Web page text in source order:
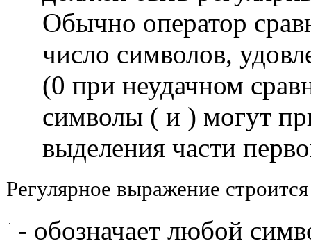
Обычно оператор
число символов,
(0 при неудачном
символы ( и ) могут
выделения части
Регулярное выражение
. - обозначает любой